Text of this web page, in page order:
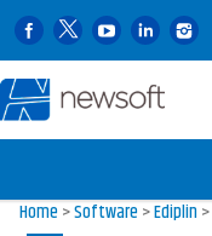
Home>Software>Ediplin>